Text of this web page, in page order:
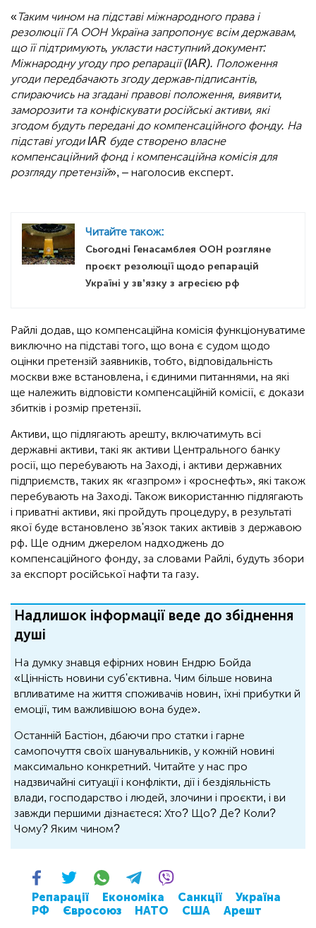
«Таким чином на підставі міжнародного права і
резолюції ГА ООН Україна запропонує всім державам,
що її підтримують, укласти наступний документ:
Міжнародну угоду про репарації (IAR). Положення
угоди передбачають згоду держав-підписантів,
спираючись на згадані правові положення, виявити,
заморозити та конфіскувати російські активи, які
згодом будуть передані до компенсаційного фонду. На
підставі угоди IAR буде створено власне
компенсаційний фонд і компенсаційна комісія для
розгляду претензій», – наголосив експерт.
Читайте також:
Сьогодні Генасамблея ООН розгляне
проєкт резолюції щодо репарацій
Україні у зв’язку з агресією рф
Райлі додав, що компенсаційна комісія функціонуватиме
виключно на підставі того, що вона є судом щодо
оцінки претензій заявників, тобто, відповідальність
москви вже встановлена, і єдиними питаннями, на які
ще належить відповісти компенсаційній комісії, є докази
збитків і розмір претензії.
Активи, що підлягають арешту, включатимуть всі
державні активи, такі як активи Центрального банку
росії, що перебувають на Заході, і активи державних
підприємств, таких як «газпром» і «роснефть», які також
перебувають на Заході. Також використанню підлягають
і приватні активи, які пройдуть процедуру, в результаті
якої буде встановлено зв'язок таких активів з державою
рф. Ще одним джерелом надходжень до
компенсаційного фонду, за словами Райлі, будуть збори
за експорт російської нафти та газу.
Надлишок інформації веде до збіднення
душі
На думку знавця ефірних новин Ендрю Бойда
«Цінність новини суб'єктивна. Чим більше новина
впливатиме на життя споживачів новин, їхні прибутки й
емоції, тим важливішою вона буде».
Останній Бастіон, дбаючи про статки і гарне
самопочуття своїх шанувальників, у кожній новині
максимально конкретний. Читайте у нас про
надзвичайні ситуації і конфлікти, дії і бездіяльність
влади, господарство і людей, злочини і проєкти, і ви
завжди першими дізнаєтеся: Хто? Що? Де? Коли?
Чому? Яким чином?
Репарації Економіка Санкції
Україна
РФ
Євросоюз НАТО США Арешт